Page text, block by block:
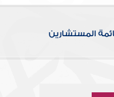
المستشارين